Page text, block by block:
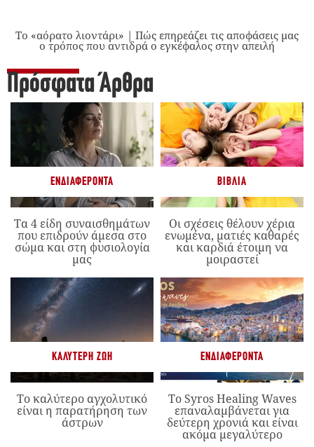
Το «αόρατο λιοντάρι» | Πώς επηρεάζει τις αποφάσεις μας
ο τρόπος που αντιδρά ο εγκέφαλος στην απειλή
Πρόσφατα Άρθρα
ΕΝΔΙΑΦΈΡΟΝΤΑ
Τα 4 είδη συναισθημάτων
που επιδρούν άμεσα στο
σώμα και στη φυσιολογία
μας
ΒΙΒΛΊΑ
Οι σχέσεις θέλουν χέρια
ενωμένα, ματιές καθαρές
και καρδιά έτοιμη να
μοιραστεί
ΚΑΛΎΤΕΡΗ ΖΩΉ
Το καλύτερο αγχολυτικό
είναι η παρατήρηση των
άστρων
ΕΝΔΙΑΦΈΡΟΝΤΑ
Το Syros Healing Waves
επαναλαμβάνεται για
δεύτερη χρονιά και είναι
ακόμα μεγαλύτερο